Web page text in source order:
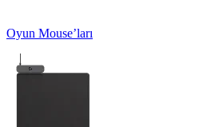
Oyun Mouse’ları